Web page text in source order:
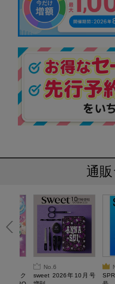
通
るスク
No.6
sweet 2026年10月号